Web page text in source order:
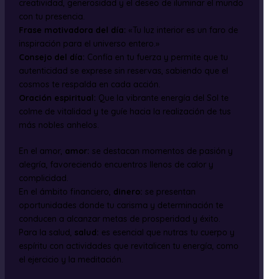
creatividad, generosidad y el deseo de iluminar el mundo
con tu presencia.
Frase motivadora del día: «Tu luz interior es un faro de
inspiración para el universo entero.»
Consejo del día: Confía en tu fuerza y permite que tu
autenticidad se exprese sin reservas, sabiendo que el
cosmos te respalda en cada acción.
Oración espiritual: Que la vibrante energía del Sol te
colme de vitalidad y te guíe hacia la realización de tus
más nobles anhelos.
En el amor, amor: se destacan momentos de pasión y
alegría, favoreciendo encuentros llenos de calor y
complicidad.
En el ámbito financiero, dinero: se presentan
oportunidades donde tu carisma y determinación te
conducen a alcanzar metas de prosperidad y éxito.
Para la salud, salud: es esencial que nutras tu cuerpo y
espíritu con actividades que revitalicen tu energía, como
el ejercicio y la meditación.